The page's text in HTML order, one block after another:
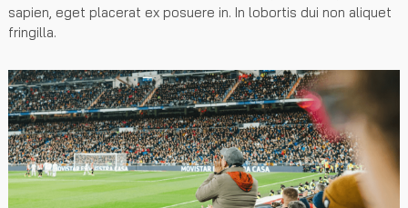
sapien, eget placerat ex posuere in. In lobortis dui non aliquet
fringilla.